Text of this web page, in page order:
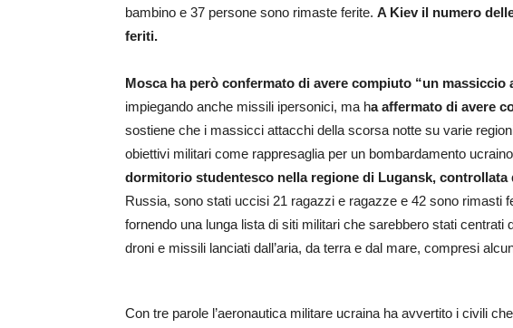
bambino e 37 persone sono rimaste ferite. A Kiev il numero
feriti.
Mosca ha però confermato di avere compiuto “un massiccio
impiegando anche missili ipersonici, ma ha affermato di avere
sostiene che i massicci attacchi della scorsa notte su varie
obiettivi militari come rappresaglia per un bombardamento
dormitorio studentesco nella regione di Lugansk, controllata
Russia, sono stati uccisi 21 ragazzi e ragazze e 42 sono rimasti
fornendo una lunga lista di siti militari che sarebbero stati centrati
droni e missili lanciati dall’aria, da terra e dal mare, compresi
Con tre parole l’aeronautica militare ucraina ha avvertito i civili